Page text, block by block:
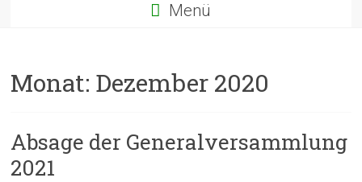
Menü
Monat: Dezember 2020
Absage der Generalversammlung
2021